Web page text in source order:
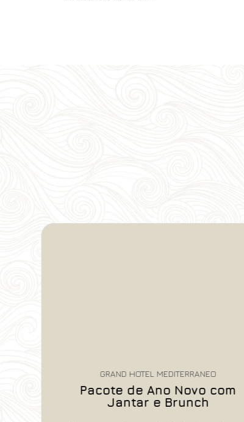
GRAND HOTEL MEDITERRANEO
Pacote de Ano Novo com
Jantar e Brunch